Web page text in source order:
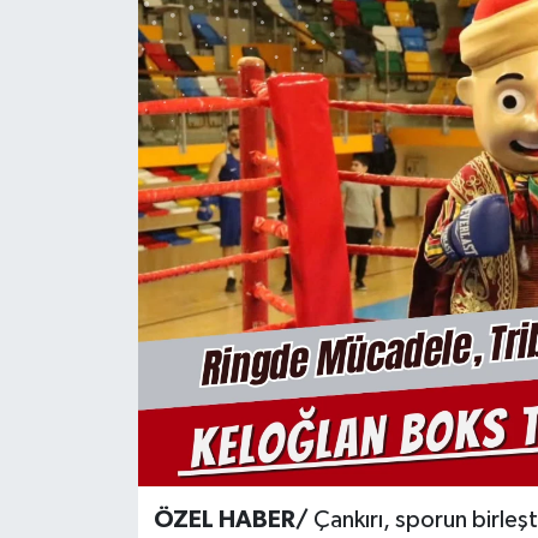
ÖZEL HABER/ Çankırı, sporun
KÜLTÜR SANAT
MAGAZİN
SAĞLIK
SİYASET
TEKNOLOJİ
VİZYONDAKİLER